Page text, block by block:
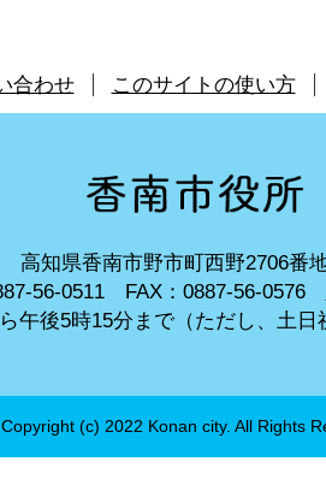
合わせ このサイトの使い方
高知県香南市野市町西野2706番
56-0511
FAX：0887-56-0576
午後5時15分まで（ただし、土日
Copyright (c) 2022 Konan city. All Rights